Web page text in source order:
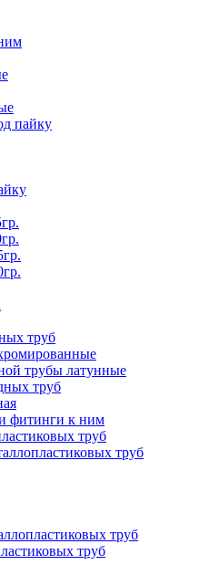
пайку
труб
трубы латунные
труб
фитинги к ним
труб
труб
труб
труб